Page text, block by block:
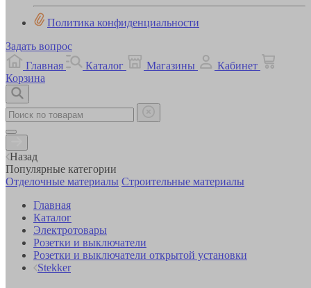
Политика конфиденциальности
Задать вопрос
Главная
Каталог Магазины
Кабинет
Корзина
Назад
Популярные категории
Отделочные материалы Строительные материалы
Главная
Каталог
Электротовары
Розетки и выключатели
Розетки и выключатели открытой установки
Stekker